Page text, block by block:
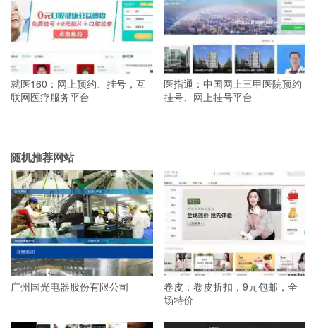
就医160：网上预约、挂号，互
联网医疗服务平台
医指通：中国网上三甲医院预约
挂号、网上挂号平台
随机推荐网站
广州国光电器股份有限公司
卷皮：卷皮折扣，9元包邮，全
场特价